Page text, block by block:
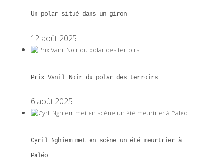
Un polar situé dans un giron
12 août 2025
Prix Vanil Noir du polar des terroirs
6 août 2025
Cyril Nghiem met en scène un été meurtrier à
Paléo